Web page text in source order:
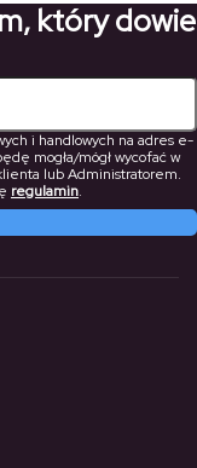
który dowie
i handlowych na adres e-
mogła/mógł wycofać w
lub Administratorem.
regulamin.